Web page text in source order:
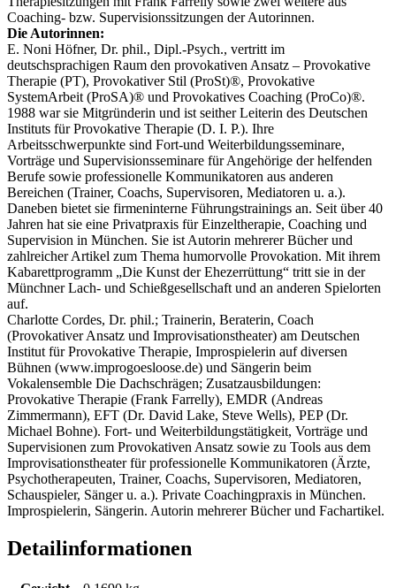
Coaching- bzw. Supervisionssitzungen der Autorinnen.
Die Autorinnen:
E. Noni Höfner, Dr. phil., Dipl.-Psych., vertritt im
deutschsprachigen Raum den provokativen Ansatz – Provokative
Therapie (PT), Provokativer Stil (ProSt)®, Provokative
SystemArbeit (ProSA)® und Provokatives Coaching (ProCo)®.
1988 war sie Mitgründerin und ist seither Leiterin des Deutschen
Instituts für Provokative Therapie (D. I. P.). Ihre
Arbeitsschwerpunkte sind Fort-und Weiterbildungsseminare,
Vorträge und Supervisionsseminare für Angehörige der helfenden
Berufe sowie professionelle Kommunikatoren aus anderen
Bereichen (Trainer, Coachs, Supervisoren, Mediatoren u. a.).
Daneben bietet sie firmeninterne Führungstrainings an. Seit über 40
Jahren hat sie eine Privatpraxis für Einzeltherapie, Coaching und
Supervision in München. Sie ist Autorin mehrerer Bücher und
zahlreicher Artikel zum Thema humorvolle Provokation. Mit ihrem
Kabarettprogramm „Die Kunst der Ehezerrüttung“ tritt sie in der
Münchner Lach- und Schießgesellschaft und an anderen Spielorten
auf.
Charlotte Cordes, Dr. phil.; Trainerin, Beraterin, Coach
(Provokativer Ansatz und Improvisationstheater) am Deutschen
Institut für Provokative Therapie, Improspielerin auf diversen
Bühnen (www.improgoesloose.de) und Sängerin beim
Vokalensemble Die Dachschrägen; Zusatzausbildungen:
Provokative Therapie (Frank Farrelly), EMDR (Andreas
Zimmermann), EFT (Dr. David Lake, Steve Wells), PEP (Dr.
Michael Bohne). Fort- und Weiterbildungstätigkeit, Vorträge und
Supervisionen zum Provokativen Ansatz sowie zu Tools aus dem
Improvisationstheater für professionelle Kommunikatoren (Ärzte,
Psychotherapeuten, Trainer, Coachs, Supervisoren, Mediatoren,
Schauspieler, Sänger u. a.). Private Coachingpraxis in München.
Improspielerin, Sängerin. Autorin mehrerer Bücher und Fachartikel.
Detailinformationen